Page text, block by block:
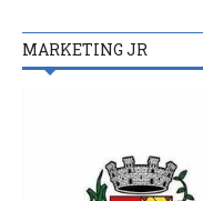
MARKETING JR